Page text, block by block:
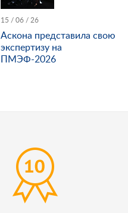
15 / 06 / 26
Аскона представила свою
экспертизу на
ПМЭФ-2026